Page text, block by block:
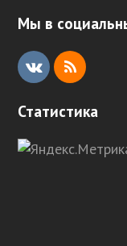
Мы в
V
R
Статистика